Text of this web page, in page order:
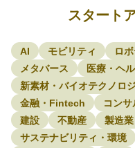
スタート
AI モビリティ ロ
メタバース
医療・ヘ
新素材・バイオテクノロ
金融・Fintech
コン
建設
不動産 製造業
サステナビリティ・環境